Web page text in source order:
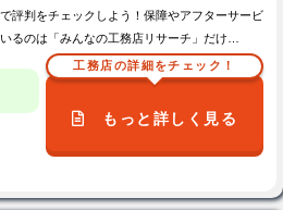
評判をチェックしよう！保障やアフターサービ
るのは「みんなの工務店リサーチ」だけ…
工務店の詳細をチェック！
もっと詳しく見る